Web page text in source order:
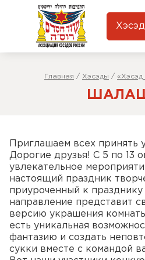
Главная / Хэсэды / «Хэсэд
Приглашаем всех
Дорогие друзья! С 5 по 13
увлекательное
настоящий праздник
приуроченный к
направление представит
версию украшения
есть уникальная
фантазию и создать
сукки вместе с командой